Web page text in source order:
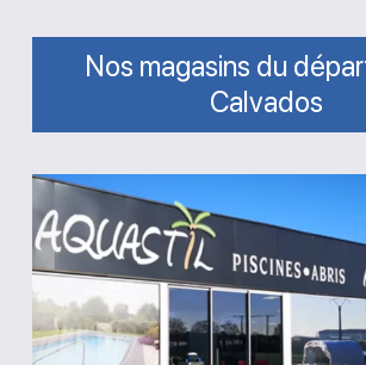
Nos magasins du
Calvados
Aquastil
Piscines
Aqua2S
Bayeux